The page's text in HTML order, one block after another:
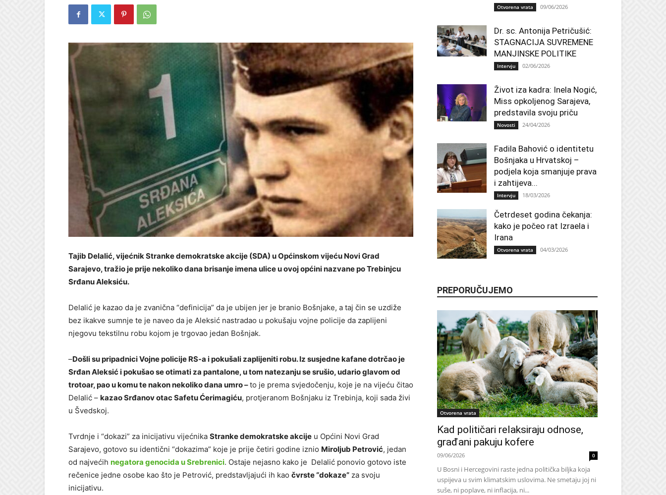
Tajib Delalić, vijećnik Stranke demokratske akcije (SDA) u Općinskom vijeću Novi Grad
Sarajevo, tražio je prije nekoliko dana brisanje imena ulice u ovoj općini nazvane po Trebinjcu
Srđanu Aleksiću.
Delalić je kazao da je zvanična “definicija” da je ubijen jer je branio Bošnjake, a taj čin se uzdiže
bez ikakve sumnje te je naveo da je Aleksić nastradao u pokušaju vojne policije da zaplijeni
njegovu tekstilnu robu kojom je trgovao jedan Bošnjak.
–Došli su pripadnici Vojne policije RS-a i pokušali zaplijeniti robu. Iz susjedne kafane dotrčao je
Srđan Aleksić i pokušao se otimati za pantalone, u tom natezanju se srušio, udario glavom od
trotoar, pao u komu te nakon nekoliko dana umro –to je prema svjedočenju, koje je na vijeću čitao
Delalić – kazao Srđanov otac Safetu Ćerimagiću, protjeranom Bošnjaku iz Trebinja, koji sada živi
u Švedskoj.
Tvrdnje i “dokazi” za inicijativu vijećnika Stranke demokratske akcije u Općini Novi Grad
Sarajevo, gotovo su identični “dokazima” koje je prije četiri godine iznio Miroljub Petrović, jedan
od najvećih negatora genocida u Srebrenici. Ostaje nejasno kako je Delalić ponovio gotovo iste
rečenice jedne osobe kao što je Petrović, predstavljajući ih kao čvrste “dokaze” za svoju
inicijativu.
Otvorena vrata 09/06/2026
Dr. sc. Antonija Petričušić:
STAGNACIJA SUVREMENE
MANJINSKE POLITIKE
Intervju 02/06/2026
Život iza kadra: Inela Nogić,
Miss opkoljenog Sarajeva,
predstavila svoju priču
Novosti 24/04/2026
Fadila Bahović o identitetu
Bošnjaka u Hrvatskoj –
podjela koja smanjuje prava
i zahtijeva...
Intervju 18/03/2026
Četrdeset godina čekanja:
kako je počeo rat Izraela i
Irana
Otvorena vrata 04/03/2026
PREPORUČUJEMO
Otvorena vrata
Kad političari relaksiraju odnose,
građani pakuju kofere
09/06/2026 0
U Bosni i Hercegovini raste jedna politička biljka koja
uspijeva u svim klimatskim uslovima. Ne smetaju joj ni
suše, ni poplave, ni inflacija, ni...